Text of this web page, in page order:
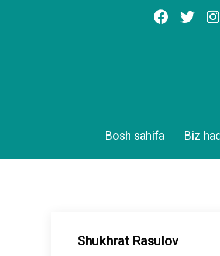
Bosh sahifa Biz
Shukhrat Rasulov